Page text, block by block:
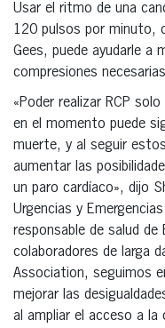
Usar el ritmo de una
120 pulsos por minuto,
Gees, puede ayudarle a
compresiones
«Poder realizar RCP
en el momento puede
muerte, y al seguir
aumentar las
un paro cardíaco», dijo
Urgencias y
responsable de salud de
colaboradores de larga
Association, seguimos
mejorar las
al ampliar el acceso a la